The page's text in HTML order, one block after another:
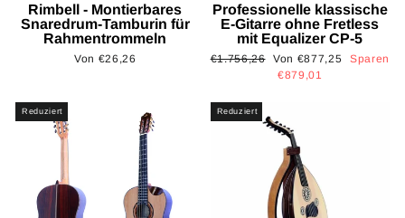
Rimbell - Montierbares
Snaredrum-Tamburin für
Rahmentrommeln
Von €26,26
Professionelle klassische
E-Gitarre ohne Fretless
mit Equalizer CP-5
Normaler
€1.756,26 Sonderpreis
Von €877,25
Sparen
€879,01
Reduziert Reduziert